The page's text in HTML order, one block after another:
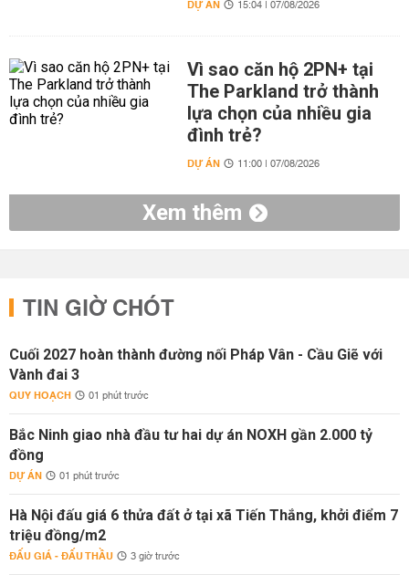
DỰ ÁN 15:04 | 07/08/2026
Vì sao căn hộ 2PN+ tại
The Parkland trở thành
lựa chọn của nhiều gia
đình trẻ?
DỰ ÁN 11:00 | 07/08/2026
Xem thêm
TIN GIỜ CHÓT
Cuối 2027 hoàn thành đường nối Pháp Vân - Cầu Giẽ với
Vành đai 3
QUY HOẠCH 01 phút trước
Bắc Ninh giao nhà đầu tư hai dự án NOXH gần 2.000 tỷ
đồng
DỰ ÁN 01 phút trước
Hà Nội đấu giá 6 thửa đất ở tại xã Tiến Thắng, khởi điểm 7
triệu đồng/m2
ĐẤU GIÁ - ĐẤU THẦU 3 giờ trước